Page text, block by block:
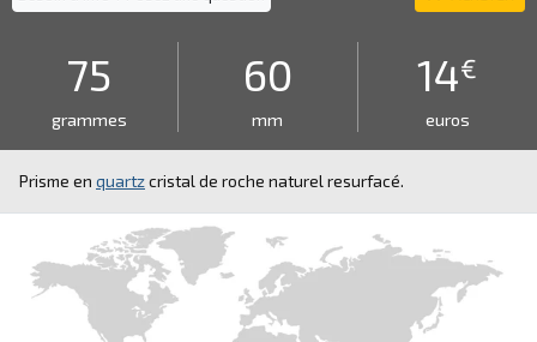
75
grammes
60
mm
14€
euros
Prisme en quartzcristal de roche naturel resurfacé.